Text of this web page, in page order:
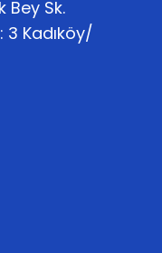
Bey Sk.
3 Kadıköy/